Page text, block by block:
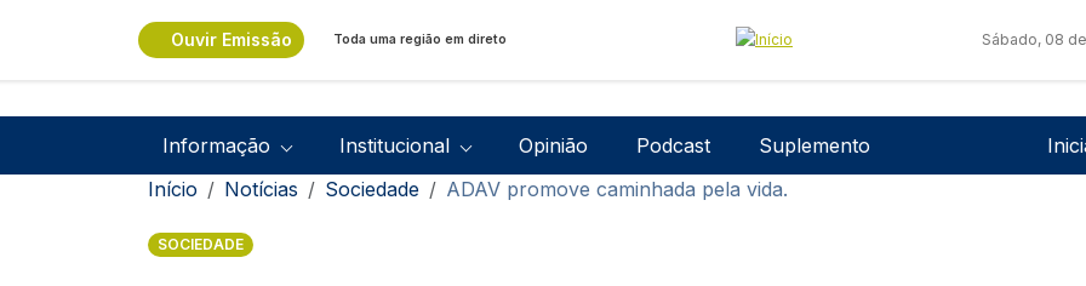
Ouvir Emissão Toda uma região em direto Sábado, 08
Navegação principal
Informação Institucional Opinião Podcast Suplemento
Navegação estrutural
Início Notícias Sociedade ADAV promove caminhada pela vida.
SOCIEDADE